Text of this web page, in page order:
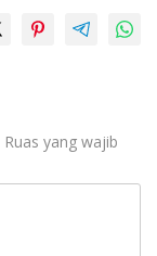
Ruas yang wajib